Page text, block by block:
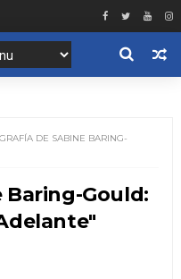
DE SABINE BARING-
Baring-Gould: